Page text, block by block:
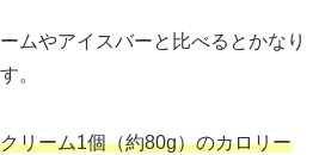
ムやアイスバーと比べるとかなり
。
リーム1個（約80g）のカロリー